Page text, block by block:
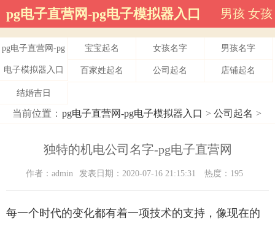
pg电子直营网-pg电子模拟器入口 男孩 女孩
pg电子直营网-pg
电子模拟器入口
宝宝起名 女孩名字 男孩名字
百家姓起名 公司起名 店铺起名
结婚吉日
当前位置： pg电子直营网-pg电子模拟器入口 > 公司起名 >
独特的机电公司名字-pg电子直营网
作者：admin 发表日期：2020-07-16 21:15:31 热度：195
每一个时代的变化都有着一项技术的支持，像现在的